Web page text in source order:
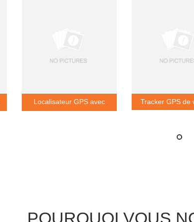
Localisateur GPS avec Tracker GPS de
POURQUOI VOUS